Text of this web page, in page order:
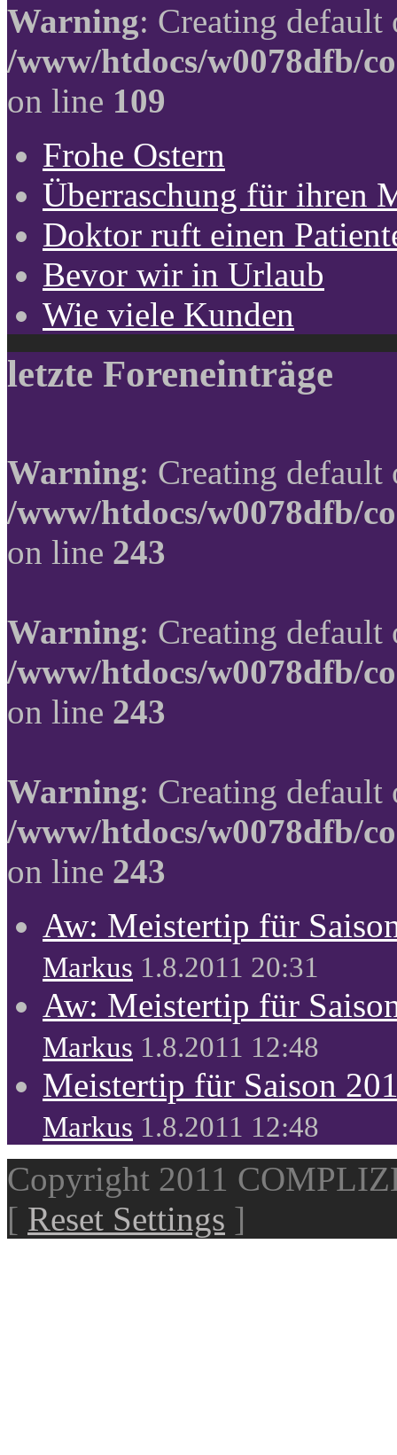
Warning: Creating
/www/htdocs/w0078dfb/
on line 109
Frohe Ostern
Überraschung für ihren
Doktor ruft einen
Bevor wir in Urlaub
Wie viele Kunden
letzte Foreneinträge
Warning: Creating
/www/htdocs/w0078dfb/
on line 243
Warning: Creating
/www/htdocs/w0078dfb/
on line 243
Warning: Creating
/www/htdocs/w0078dfb/
on line 243
Aw: Meistertip für
Markus 1.8.2011 20:31
Aw: Meistertip für
Markus 1.8.2011 12:48
Meistertip für Saison
Markus 1.8.2011 12:48
Copyright 2011
[ Reset Settings ]